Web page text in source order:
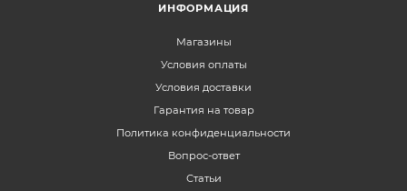
ИНФОРМАЦИЯ
Магазины
Условия оплаты
Условия доставки
Гарантия на товар
Политика конфиденциальности
Вопрос-ответ
Статьи